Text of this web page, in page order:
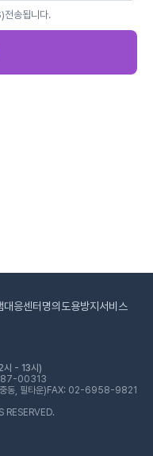
전송됩니다.
대응센터 명의도용방지서비스
시 - 13시)
87-00313
동, 필타운) FAX: 02-6958-9821